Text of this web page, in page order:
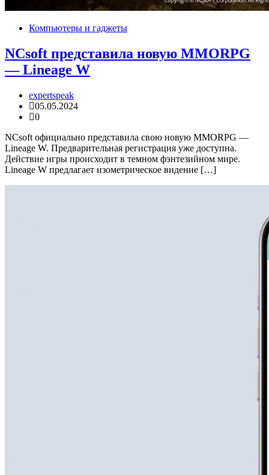
Компьютеры и гаджеты
NCsoft представила новую MMORPG
— Lineage W
expertspeak
05.05.2024
0
NCsoft официально представила свою новую MMORPG —
Lineage W. Предварительная регистрация уже доступна.
Действие игры происходит в темном фэнтезийном мире.
Lineage W предлагает изометрическое видение […]